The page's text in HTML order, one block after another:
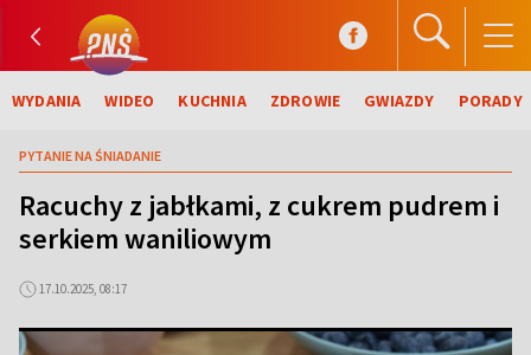
WYDANIA WIDEO KUCHNIA ZDROWIE GWIAZDY PORADY
PYTANIE NA ŚNIADANIE
Racuchy z jabłkami, z cukrem pudrem i
serkiem waniliowym
17.10.2025, 08:17